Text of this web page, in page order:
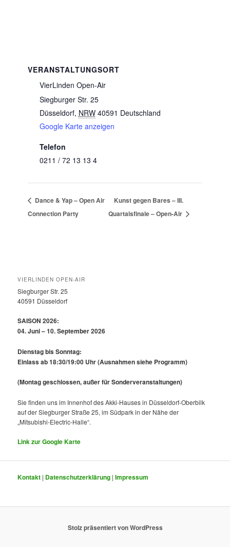
VERANSTALTUNGSORT
VierLinden Open-Air
Siegburger Str. 25
Düsseldorf, NRW 40591 Deutschland
Google Karte anzeigen
Telefon
0211 / 72 13 13 4
Dance & Yap – Open Air
Connection Party
Kunst gegen Bares – III.
Quartalsfinale – Open-Air
VIERLINDEN OPEN-AIR
Siegburger Str. 25
40591 Düsseldorf
SAISON 2026:
04. Juni – 10. September 2026
Dienstag bis Sonntag:
Einlass ab 18:30/19:00 Uhr(Ausnahmen siehe Programm)
(Montag geschlossen, außer für Sonderveranstaltungen)
Sie finden uns im Innenhof des Akki-Hauses in Düsseldorf-Oberbilk
auf der Siegburger Straße 25, im Südpark in der Nähe der
„Mitsubishi-Electric-Halle“.
Link zur Google Karte
Kontakt | Datenschutzerklärung |Impressum
Stolz präsentiert von WordPress